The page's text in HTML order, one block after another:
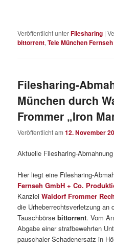
Veröffentlicht unterFilesharing |
bittorrent,Tele München
Filesharing-
München durch
Frommer „Iron
Veröffentlicht am12. November
Aktuelle Filesharing-
Hier liegt eine Filesharing-
Fernseh GmbH + Co.
KanzleiWaldorf Frommer
die Urheberrechtsverletzung an
Tauschbörsebittorrent. Vom
Abgabe einer strafbewehrten
pauschaler Schadenersatz in